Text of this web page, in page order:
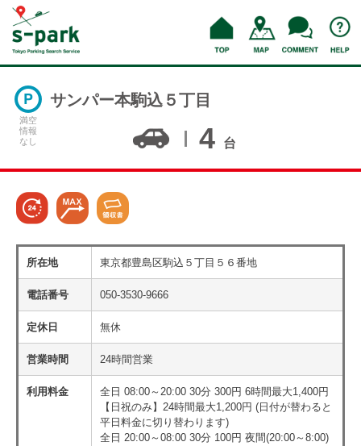
満空
情報
なし
サンパー本駒込５丁目
4 台
所在地 東京都豊島区駒込５丁目５６番地
電話番号 050-3530-9666
定休日 無休
営業時間 24時間営業
利用料金
全日 08:00～20:00 30分 300円 6時間最大1,400円
【日祝のみ】24時間最大1,200円 (日付が替わると
平日料金に切り替わります)
全日 20:00～08:00 30分 100円 夜間(20:00～8:00)